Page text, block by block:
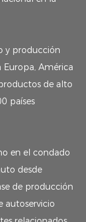
y producción
Europa, América
de alto
países
en el condado
desde
de producción
autoservicio